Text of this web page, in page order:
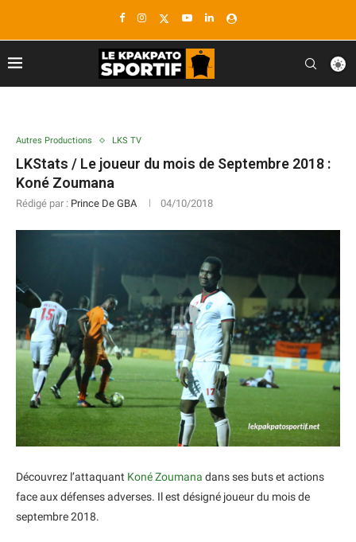
Autres Productions LKS TV
LKStats / Le joueur du mois de Septembre 2018 :
Koné Zoumana
Rédigé par : Prince De GBA 04/10/2018
Découvrez l’attaquant Koné Zoumana dans ses buts et actions
face aux défenses adverses. Il est désigné joueur du mois de
septembre 2018.